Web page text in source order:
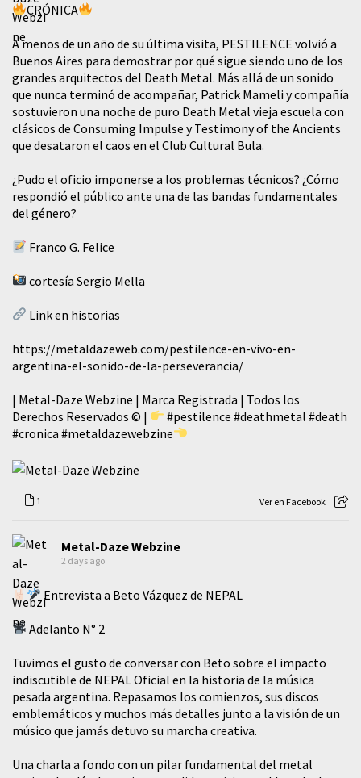
CRÓNICA
A menos de un año de su última visita, PESTILENCE volvió a
Buenos Aires para demostrar por qué sigue siendo uno de los
grandes arquitectos del Death Metal. Más allá de un sonido
que nunca terminó de acompañar, Patrick Mameli y compañía
sostuvieron una noche de puro Death Metal vieja escuela con
clásicos de Consuming Impulse y Testimony of the Ancients
que desataron el caos en el Club Cultural Bula.
¿Pudo el oficio imponerse a los problemas técnicos? ¿Cómo
respondió el público ante una de las bandas fundamentales
del género?
Franco G. Felice
cortesía Sergio Mella
Link en historias
https://metaldazeweb.com/pestilence-en-vivo-en-
argentina-el-sonido-de-la-perseverancia/
| Metal-Daze Webzine | Marca Registrada | Todos los
Derechos Reservados © |
#pestilence #deathmetal #death
#cronica #metaldazewebzine
1 Ver en Facebook
Metal-Daze Webzine
2 days ago
Entrevista a Beto Vázquez de NEPAL
Adelanto N° 2
Tuvimos el gusto de conversar con Beto sobre el impacto
indiscutible de NEPAL Oficial en la historia de la música
pesada argentina. Repasamos los comienzos, sus discos
emblemáticos y muchos más detalles junto a la visión de un
músico que jamás detuvo su marcha creativa.
​Una charla a fondo con un pilar fundamental del metal